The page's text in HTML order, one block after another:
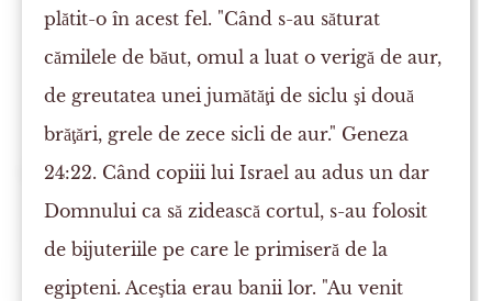
plătit-o în acest fel. "Când s-au săturat
cămilele de băut, omul a luat o verigă de aur,
de greutatea unei jumătăţi de siclu şi două
brăţări, grele de zece sicli de aur." Geneza
24:22. Când copiii lui Israel au adus un dar
Domnului ca să zidească cortul, s-au folosit
de bijuteriile pe care le primiseră de la
egipteni. Aceştia erau banii lor. "Au venit